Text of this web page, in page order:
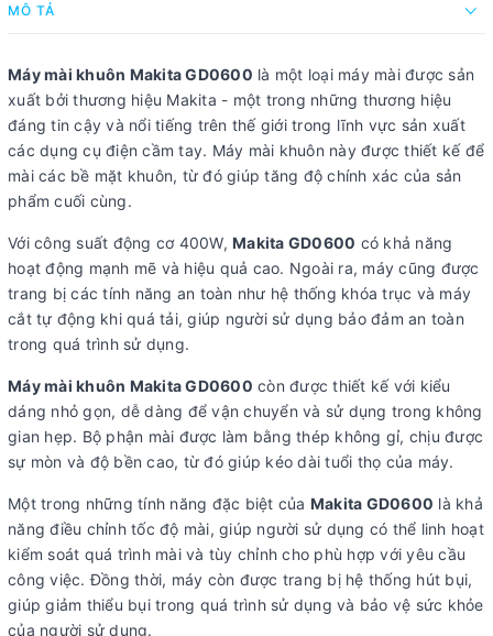
MÔ TẢ
Máy mài khuôn Makita GD0600 là một loại máy mài được sản
xuất bởi thương hiệu Makita - một trong những thương hiệu
đáng tin cậy và nổi tiếng trên thế giới trong lĩnh vực sản xuất
các dụng cụ điện cầm tay. Máy mài khuôn này được thiết kế để
mài các bề mặt khuôn, từ đó giúp tăng độ chính xác của sản
phẩm cuối cùng.
Với công suất động cơ 400W, Makita GD0600 có khả năng
hoạt động mạnh mẽ và hiệu quả cao. Ngoài ra, máy cũng được
trang bị các tính năng an toàn như hệ thống khóa trục và máy
cắt tự động khi quá tải, giúp người sử dụng bảo đảm an toàn
trong quá trình sử dụng.
Máy mài khuôn Makita GD0600 còn được thiết kế với kiểu
dáng nhỏ gọn, dễ dàng để vận chuyển và sử dụng trong không
gian hẹp. Bộ phận mài được làm bằng thép không gỉ, chịu được
sự mòn và độ bền cao, từ đó giúp kéo dài tuổi thọ của máy.
Một trong những tính năng đặc biệt của Makita GD0600 là khả
năng điều chỉnh tốc độ mài, giúp người sử dụng có thể linh hoạt
kiểm soát quá trình mài và tùy chỉnh cho phù hợp với yêu cầu
công việc. Đồng thời, máy còn được trang bị hệ thống hút bụi,
giúp giảm thiểu bụi trong quá trình sử dụng và bảo vệ sức khỏe
của người sử dụng.